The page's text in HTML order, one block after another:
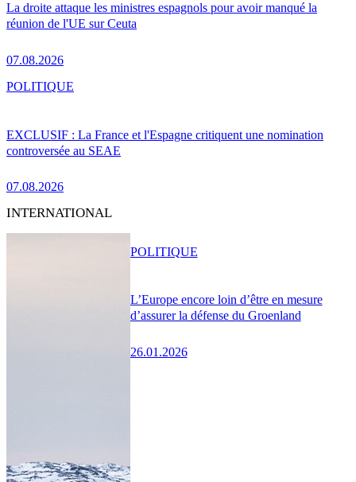
La droite attaque les ministres espagnols pour avoir manqué la
réunion de l'UE sur Ceuta
07.08.2026
EXCLUSIF : La France et l'Espagne critiquent une nomination
controversée au SEAE
07.08.2026
POLITIQUE
INTERNATIONAL
L’Europe encore loin d’être en mesure
d’assurer la défense du Groenland
26.01.2026
POLITIQUE